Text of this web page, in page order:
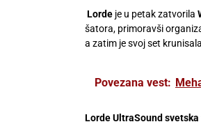
Lorde je u petak zatvorila
šatora, primoravši
a zatim je svoj set
Povezana vest:
Lorde UltraSound